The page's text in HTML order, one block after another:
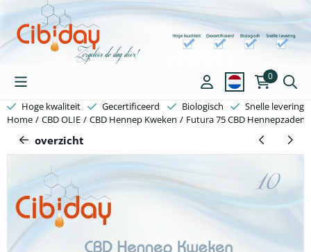
Cookievoorkeuren zijn beschikbaar. Kies instellingen of sta alle
0
Hoge kwaliteit Gecertificeerd Biologisch
Snelle levering
Home / CBD OLIE / CBD Hennep Kweken / Futura 75 CBD Hennepzaden
overzicht